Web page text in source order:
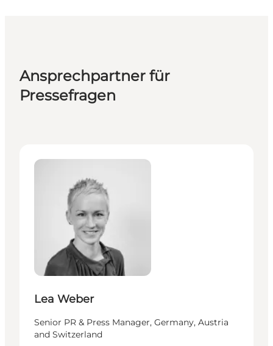
Ansprechpartner für
Pressefragen
Lea Weber
Senior PR & Press Manager, Germany, Austria
and Switzerland